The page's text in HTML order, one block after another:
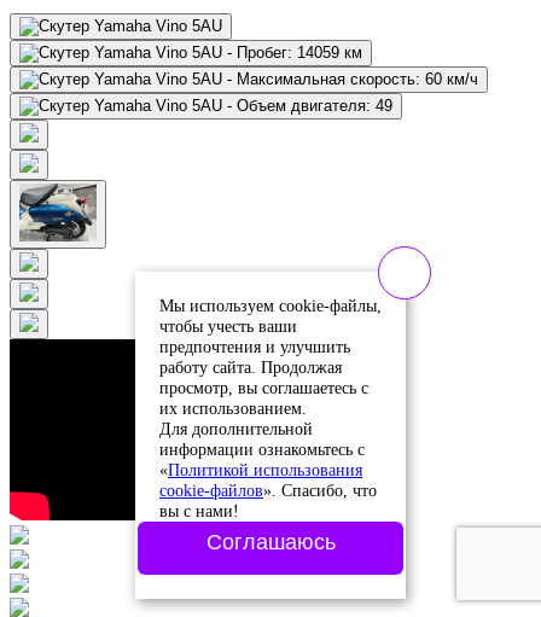
Мы используем cookie-файлы,
чтобы учесть ваши
предпочтения и улучшить
работу сайта. Продолжая
просмотр, вы соглашаетесь с
их использованием.
Для дополнительной
информации ознакомьтесь с
«Политикой использования
cookie-файлов». Спасибо, что
вы с нами!
Соглашаюсь